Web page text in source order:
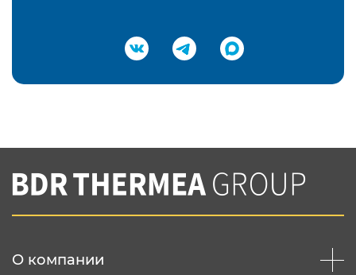
Подтвердить e-mail
Вы соглашаетесь с нашей политикой
конфеденциальности
О компании